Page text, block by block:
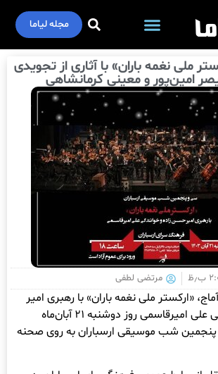
مجله لیاما
ملی نغمه باران» با آثاری از تجویدی
امین‌پور و معینی کرمانشاهی
ب٫ظ مرتضی لطفی
«ارکستر ملی نغمه باران» با رهبری امیر
حسن‌زاده و خوانندگی علی امیرقاسمی روز دوشنبه ۲۱ آبان‌ماه
سی و پنجمین شب موسیقی ارسباران به روی صحنه